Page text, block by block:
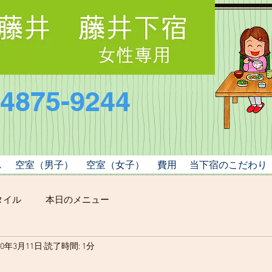
9244
空室（男子） 空室（女子） 費用 当下宿のこだわり
イル 本日のメニュー
年3月11日 読了時間: 1分